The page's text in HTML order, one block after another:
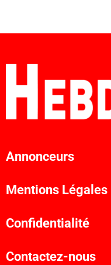
Annonceurs
Mentions Légales
Confidentialité
Contactez-nous